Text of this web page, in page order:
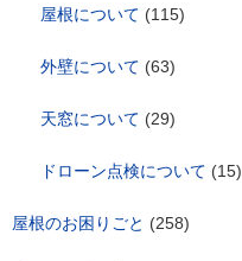
屋根について (115)
外壁について (63)
天窓について (29)
ドローン点検について (15)
屋根のお困りごと (258)